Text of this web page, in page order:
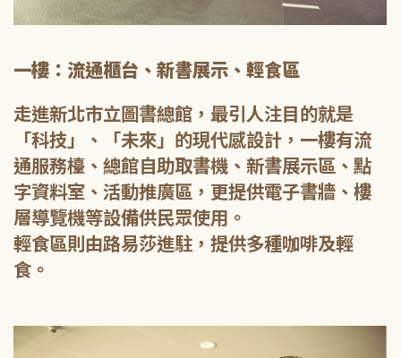
一樓：流通櫃台、新書展示、輕食區
走進新北市立圖書總館，最引人注目的就是
「科技」、「未來」的現代感設計，一樓有流
通服務檯、總館自助取書機、新書展示區、點
字資料室、活動推廣區，更提供電子書牆、樓
層導覽機等設備供民眾使用。
輕食區則由路易莎進駐，提供多種咖啡及輕
食。